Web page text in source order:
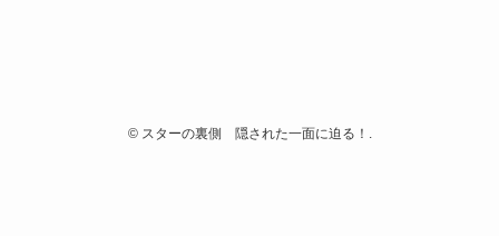
©スターの裏側 隠された一面に迫る！.